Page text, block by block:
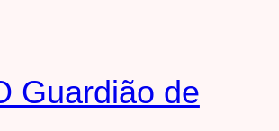
Guardião de